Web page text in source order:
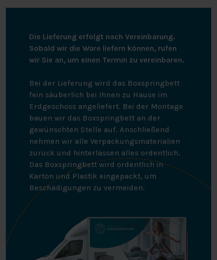
Die Lieferung erfolgt nach Vereinbarung.
Sobald wir die Ware liefern können, rufen
wir Sie an, um einen Termin zu vereinbaren.
Bei der Lieferung wird das Boxspringbett
fein säuberlich bei Ihnen zu Hause im
Erdgeschoss angeliefert. Bei der Montage
bauen wir das Boxspringbett an der
gewünschten Stelle auf. Anschließend
nehmen wir alle Verpackungsmaterialien
zurück und hinterlassen alles ordentlich.
Das Boxspringbett wird ordentlich in
Karton und Plastik eingepackt, um
Beschädigungen zu vermeiden.